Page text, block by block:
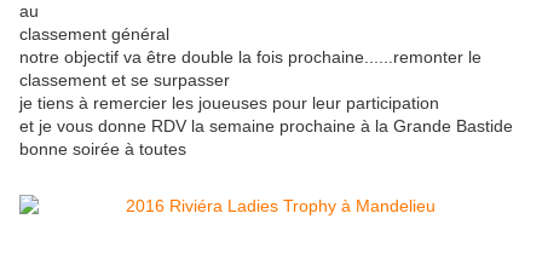
au
classement général
notre objectif va être double la fois prochaine......remonter le
classement et se surpasser
je tiens à remercier les joueuses pour leur participation
et je vous donne RDV la semaine prochaine à la Grande Bastide
bonne soirée à toutes